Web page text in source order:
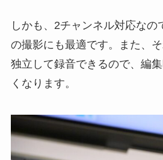
しかも、2チャンネル対応なの
の撮影にも最適です。また、
独立して録音できるので、編
くなります。